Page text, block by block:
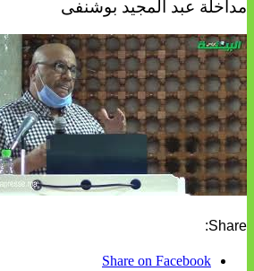
مداخلة عبد المجيد بوشنفى
Share:
Share on Facebook